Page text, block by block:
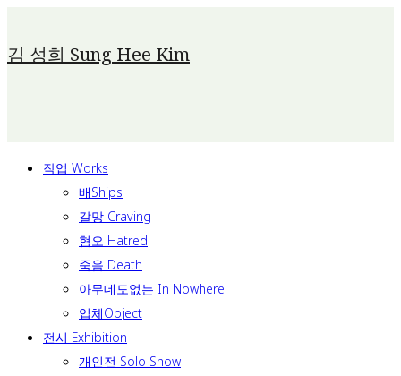
Content
김 성희 Sung Hee Kim
작업 Works
배Ships
갈망 Craving
혐오 Hatred
죽음 Death
아무데도없는 In Nowhere
입체Object
전시 Exhibition
개인전 Solo Show